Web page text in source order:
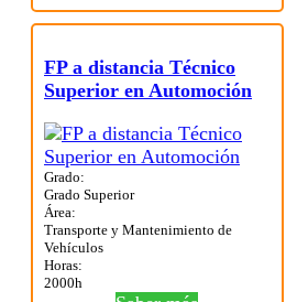
FP a distancia Técnico
Superior en Automoción
Grado:
Grado Superior
Área:
Transporte y Mantenimiento de
Vehículos
Horas:
2000h